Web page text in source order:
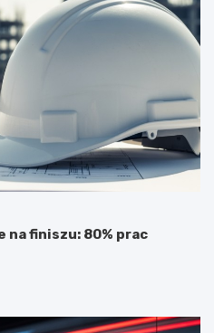
na finiszu: 80% prac